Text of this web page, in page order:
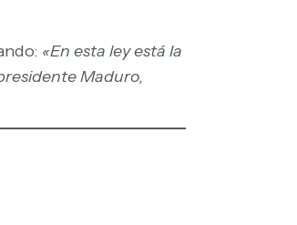
«En esta ley está la
Maduro,